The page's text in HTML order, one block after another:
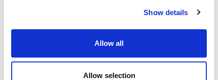
Show details
Allow all
Allow selection
профессионалов и частных клиентов,
интерьеров с эксклюзивным итальянским